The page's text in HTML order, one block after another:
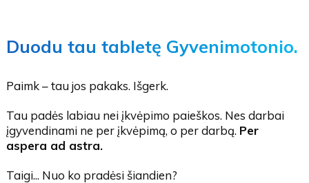
Duodu tau tabletę Gyvenimotonio.
Paimk – tau jos pakaks. Išgerk.
Tau padės labiau nei įkvėpimo paieškos. Nes darbai
įgyvendinami ne per įkvėpimą, o per darbą. Per
aspera ad astra.
Taigi... Nuo ko pradėsi šiandien?